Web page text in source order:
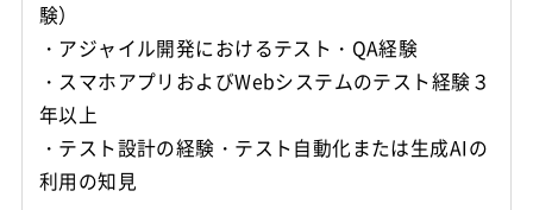
験）
・アジャイル開発におけるテスト・QA経験
・スマホアプリおよびWebシステムのテスト経験３
年以上
・テスト設計の経験・テスト自動化または生成AIの
利用の知見